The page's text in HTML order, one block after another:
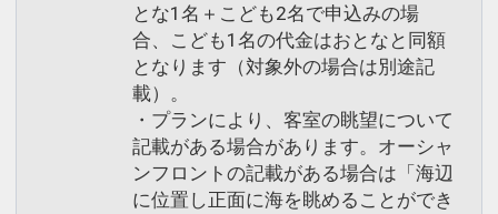
とな1名＋こども2名で申込みの場
合、こども1名の代金はおとなと同額
となります（対象外の場合は別途記
載）。
・プランにより、客室の眺望について
記載がある場合があります。オーシャ
ンフロントの記載がある場合は「海辺
に位置し正面に海を眺めることができ